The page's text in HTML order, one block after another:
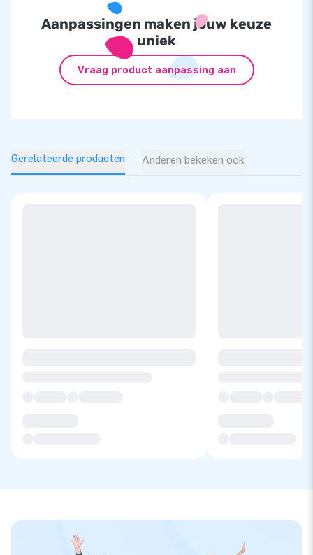
Aanpassingen maken jouw keuze
uniek
Vraag product aanpassing aan
Gerelateerde producten Anderen bekeken ook